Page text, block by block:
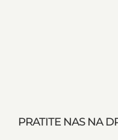
PRATITE NAS NA